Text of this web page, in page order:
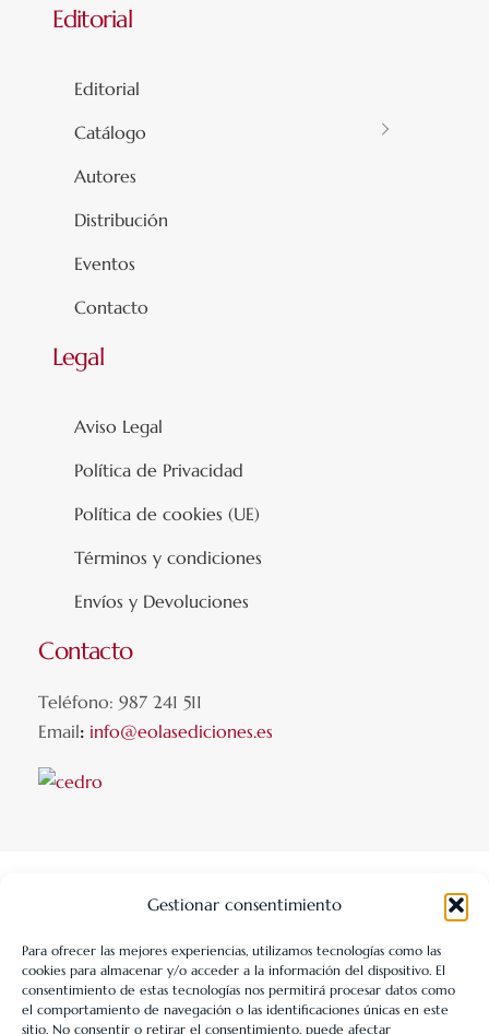
Gestionar consentimiento
Para ofrecer las mejores experiencias, utilizamos tecnologías como las
cookies para almacenar y/o acceder a la información del dispositivo. El
consentimiento de estas tecnologías nos permitirá procesar datos como
el comportamiento de navegación o las identificaciones únicas en este
sitio. No consentir o retirar el consentimiento, puede afectar
Editorial
Editorial
Catálogo
Autores
Distribución
Eventos
Contacto
Legal
Aviso Legal
Política de Privacidad
Política de cookies (UE)
Términos y condiciones
Envíos y Devoluciones
Contacto
Teléfono: 987 241 511
Email: info@eolasediciones.es
LIBRERÍA UNIVERSITARIA LEÓN 1980 SLL ha sido beneficiaria
de Fondos Europeos, cuyo objetivo es la mejora de la